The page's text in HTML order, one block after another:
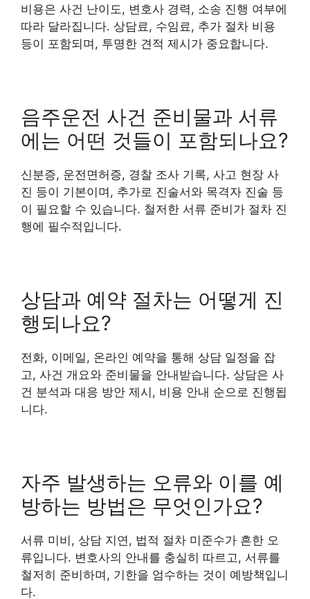
비용은 사건 난이도, 변호사 경력, 소송 진행 여부에
따라 달라집니다. 상담료, 수임료, 추가 절차 비용
등이 포함되며, 투명한 견적 제시가 중요합니다.
음주운전 사건 준비물과 서류
에는 어떤 것들이 포함되나요?
신분증, 운전면허증, 경찰 조사 기록, 사고 현장 사
진 등이 기본이며, 추가로 진술서와 목격자 진술 등
이 필요할 수 있습니다. 철저한 서류 준비가 절차 진
행에 필수적입니다.
상담과 예약 절차는 어떻게 진
행되나요?
전화, 이메일, 온라인 예약을 통해 상담 일정을 잡
고, 사건 개요와 준비물을 안내받습니다. 상담은 사
건 분석과 대응 방안 제시, 비용 안내 순으로 진행됩
니다.
자주 발생하는 오류와 이를 예
방하는 방법은 무엇인가요?
서류 미비, 상담 지연, 법적 절차 미준수가 흔한 오
류입니다. 변호사의 안내를 충실히 따르고, 서류를
철저히 준비하며, 기한을 엄수하는 것이 예방책입니
다.